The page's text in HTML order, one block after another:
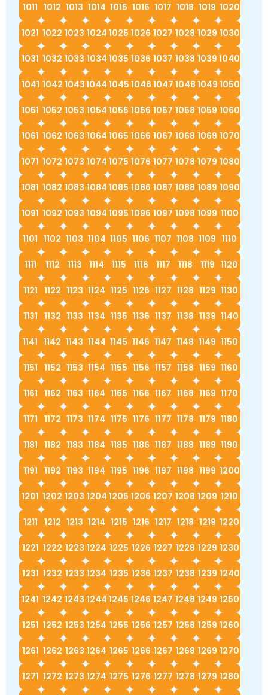
1011 1012 1013 1014 1015 1016 1017 1018 1019 1020
1021 1022 1023 1024 1025 1026 1027 1028 1029 1030
1031 1032 1033 1034 1035 1036 1037 1038 1039 1040
1041 1042 10431044 1045 1046 1047 1048 1049 1050
1051 1052 1053 1054 1055 1056 1057 1058 1059 1060
1061 1062 1063 1064 1065 1066 1067 1068 1069 1070
1071 1072 1073 1074 1075 1076 1077 1078 1079 1080
1081 1082 1083 1084 1085 1086 1087 1088 1089 1090
1091 1092 1093 1094 1095 1096 1097 1098 1099 1100
1101 1102 1103 1104 1105 1106 1107 1108 1109 1110
1111 1112 1113 1114 1115 1116 1117 1118 1119 1120
1121 1122 1123 1124 1125 1126 1127 1128 1129 1130
1131 1132 1133 1134 1135 1136 1137 1138 1139 1140
1141 1142 1143 1144 1145 1146 1147 1148 1149 1150
1151 1152 1153 1154 1155 1156 1157 1158 1159 1160
1161 1162 1163 1164 1165 1166 1167 1168 1169 1170
1171 1172 1173 1174 1175 1176 1177 1178 1179 1180
1181 1182 1183 1184 1185 1186 1187 1188 1189 1190
1191 1192 1193 1194 1195 1196 1197 1198 1199 1200
1201 1202 1203 1204 1205 1206 1207 1208 1209 1210
1211 1212 1213 1214 1215 1216 1217 1218 1219 1220
1221 1222 1223 1224 1225 1226 1227 1228 1229 1230
1231 1232 1233 1234 1235 1236 1237 1238 1239 1240
1241 1242 1243 1244 1245 1246 1247 1248 1249 1250
1251 1252 1253 1254 1255 1256 1257 1258 1259 1260
1261 1262 1263 1264 1265 1266 1267 1268 1269 1270
1271 1272 1273 1274 1275 1276 1277 1278 1279 1280